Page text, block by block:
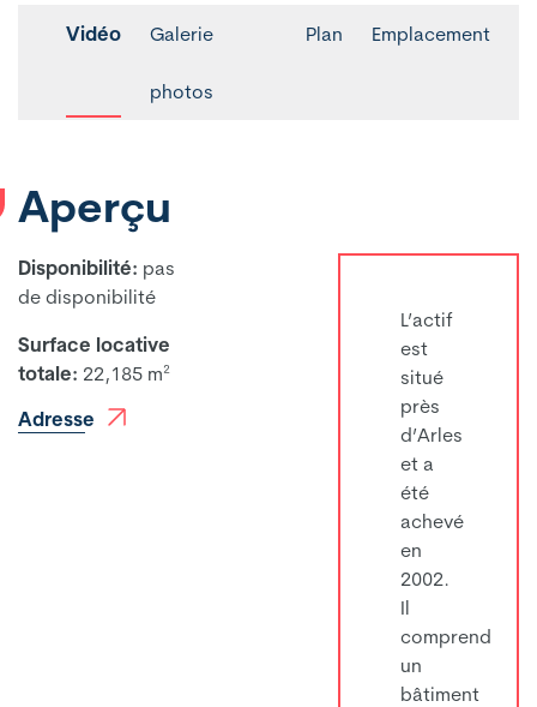
Vidéo Galerie
photos
Plan Emplacement
Aperçu
Disponibilité: pas
de disponibilité
Surface locative
totale: 22,185 m²
Adresse
L’actif
est
situé
près
d’Arles
et a
été
achevé
en
2002.
Il
comprend
un
bâtiment